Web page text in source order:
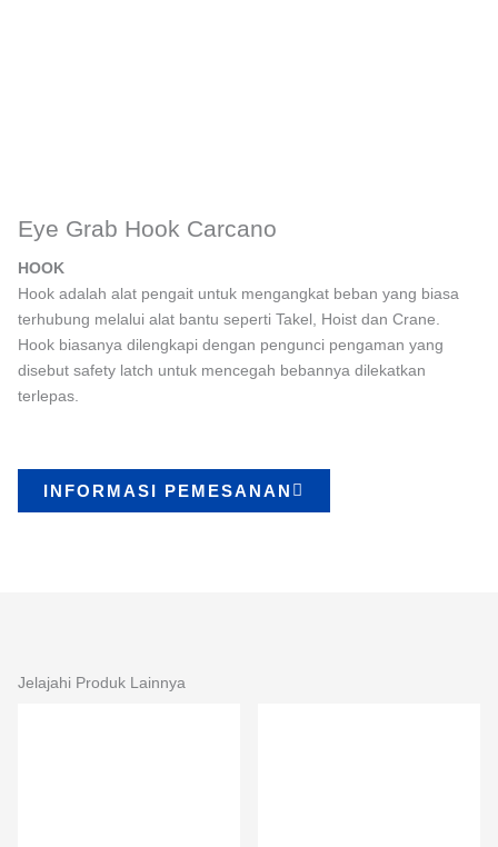
Eye Grab Hook Carcano
HOOK
Hook adalah alat pengait untuk mengangkat beban yang biasa
terhubung melalui alat bantu seperti Takel, Hoist dan Crane.
Hook biasanya dilengkapi dengan pengunci pengaman yang
disebut safety latch untuk mencegah bebannya dilekatkan
terlepas.
INFORMASI PEMESANAN
Jelajahi Produk Lainnya